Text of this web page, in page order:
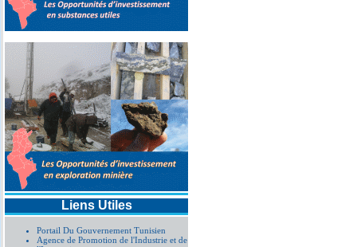
Liens Utiles
Portail Du Gouvernement Tunisien
Agence de Promotion de l'Industrie et de